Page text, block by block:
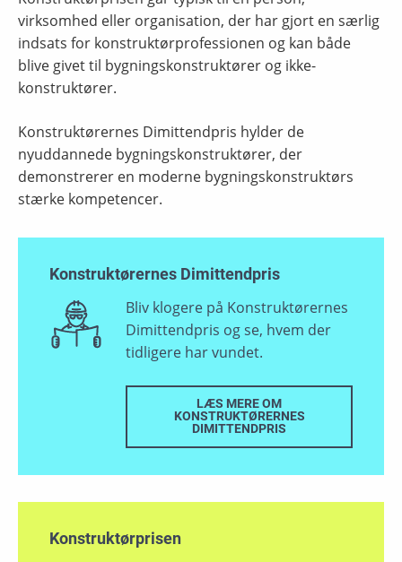
virksomhed eller organisation, der har gjort en særlig
indsats for konstruktørprofessionen og kan både
blive givet til bygningskonstruktører og ikke-
konstruktører.
Konstruktørernes Dimittendpris hylder de
nyuddannede bygningskonstruktører, der
demonstrerer en moderne bygningskonstruktørs
stærke kompetencer.
Konstruktørernes Dimittendpris
Bliv klogere på Konstruktørernes
Dimittendpris og se, hvem der
tidligere har vundet.
LÆS MERE OM
KONSTRUKTØRERNES
DIMITTENDPRIS
Konstruktørprisen